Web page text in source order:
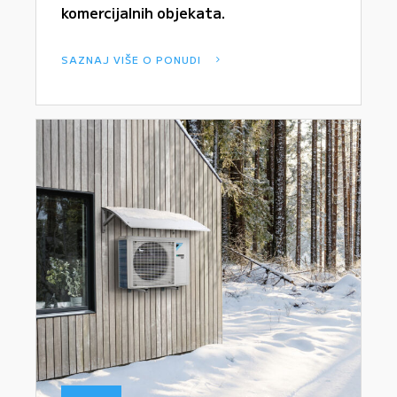
komercijalnih objekata.
SAZNAJ VIŠE O PONUDI